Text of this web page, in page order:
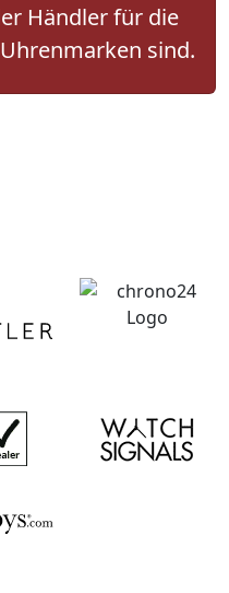
Händler für die
sind.